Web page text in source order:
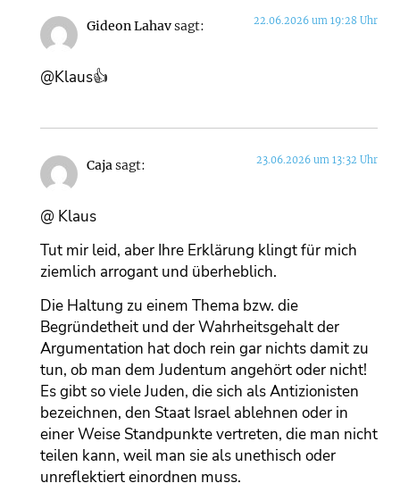
Gideon Lahavsagt: 22.06.2026 um 19:28 Uhr
@Klaus👍
Cajasagt: 23.06.2026 um 13:32 Uhr
@ Klaus
Tut mir leid, aber Ihre Erklärung klingt für mich
ziemlich arrogant und überheblich.
Die Haltung zu einem Thema bzw. die
Begründetheit und der Wahrheitsgehalt der
Argumentation hat doch rein gar nichts damit zu
tun, ob man dem Judentum angehört oder nicht!
Es gibt so viele Juden, die sich als Antizionisten
bezeichnen, den Staat Israel ablehnen oder in
einer Weise Standpunkte vertreten, die man nicht
teilen kann, weil man sie als unethisch oder
unreflektiert einordnen muss.